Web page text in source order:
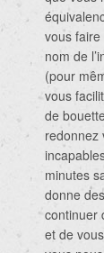
vous
nom de
(pour
vous
de
redonnez
minutes
donne
continuer
et de